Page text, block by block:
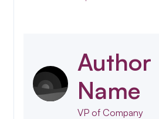
Author
Name
VP of Company